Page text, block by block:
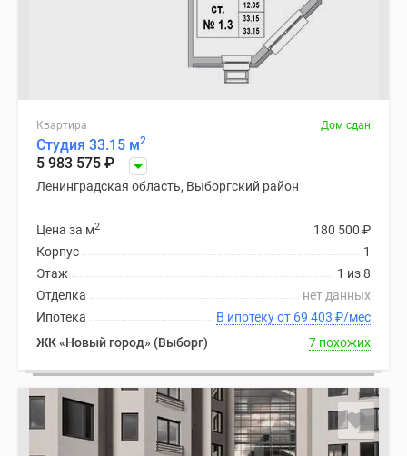
Квартира Дом сдан
Студия 33.15 м2
5 983 575 ₽
Ленинградская область, Выборгский район
180 500 ₽
Цена за м2
1
Корпус
1 из 8
Этаж
нет данных
Отделка
В ипотеку от 69 403 ₽/мес
Ипотека
ЖК «Новый город» (Выборг)
7 похожих